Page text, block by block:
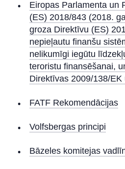
Eiropas Parlamenta un
(ES) 2018/843 (2018.
groza Direktīvu (ES)
nepieļautu finanšu
nelikumīgi iegūtu
teroristu finansēšanai,
Direktīvas 2009/138/
FATF Rekomendācijas
Volfsbergas principi
Bāzeles komitejas